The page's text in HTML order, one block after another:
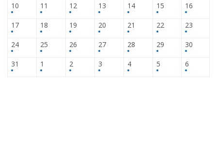
10 11 12 13 14 15 16
17 18 19 20 21 22 23
24 25 26 27 28 29 30
31 1 2 3 4 5 6